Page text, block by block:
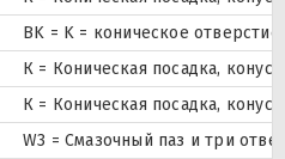
BK = K = коническое
К = Коническая посадка,
К = Коническая посадка,
W3 = Смазочный паз и три